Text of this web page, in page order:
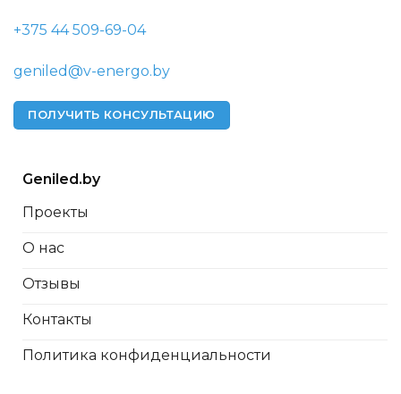
Geniled.by
Проекты
О нас
Отзывы
Контакты
Политика конфиденциальности
+375 44 509-69-04
geniled@v-energo.by
ПОЛУЧИТЬ КОНСУЛЬТАЦИЮ